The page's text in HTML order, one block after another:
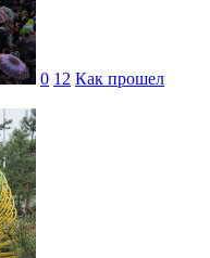
0 12 Как прошел